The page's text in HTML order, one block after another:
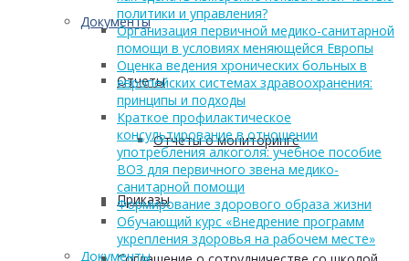
Документы
Отчеты
Отчеты о мониторинге
Приказы
политики и управления?
Организация первичной медико-санитарной
помощи в условиях меняющейся Европы
Оценка ведения хронических больных в
европейских системах здравоохранения:
принципы и подходы
Краткое профилактическое
консультирование в отношении
употребления алкоголя: учебное пособие
ВОЗ для первичного звена медико-
санитарной помощи
Формирование здорового образа жизни
Обучающий курс «Внедрение программ
укрепления здоровья на рабочем месте»
Документы